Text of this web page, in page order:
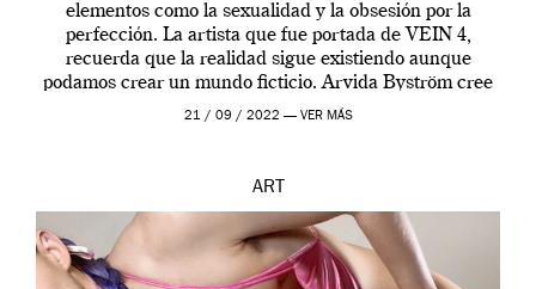
elementos como la sexualidad y la obsesión por la
perfección. La artista que fue portada de VEIN 4,
recuerda que la realidad sigue existiendo aunque
podamos crear un mundo ficticio. Arvida Byström cree
que los humanos tienen un complejo […]
21 / 09 / 2022 — VER MÁS
ART